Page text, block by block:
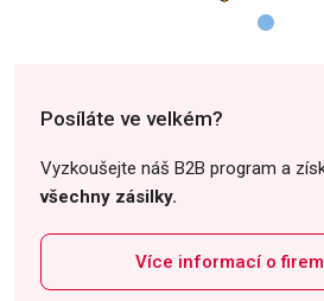
Posíláte ve velkém?
Vyzkoušejte náš B2B program a
všechny zásilky.
Více informací o